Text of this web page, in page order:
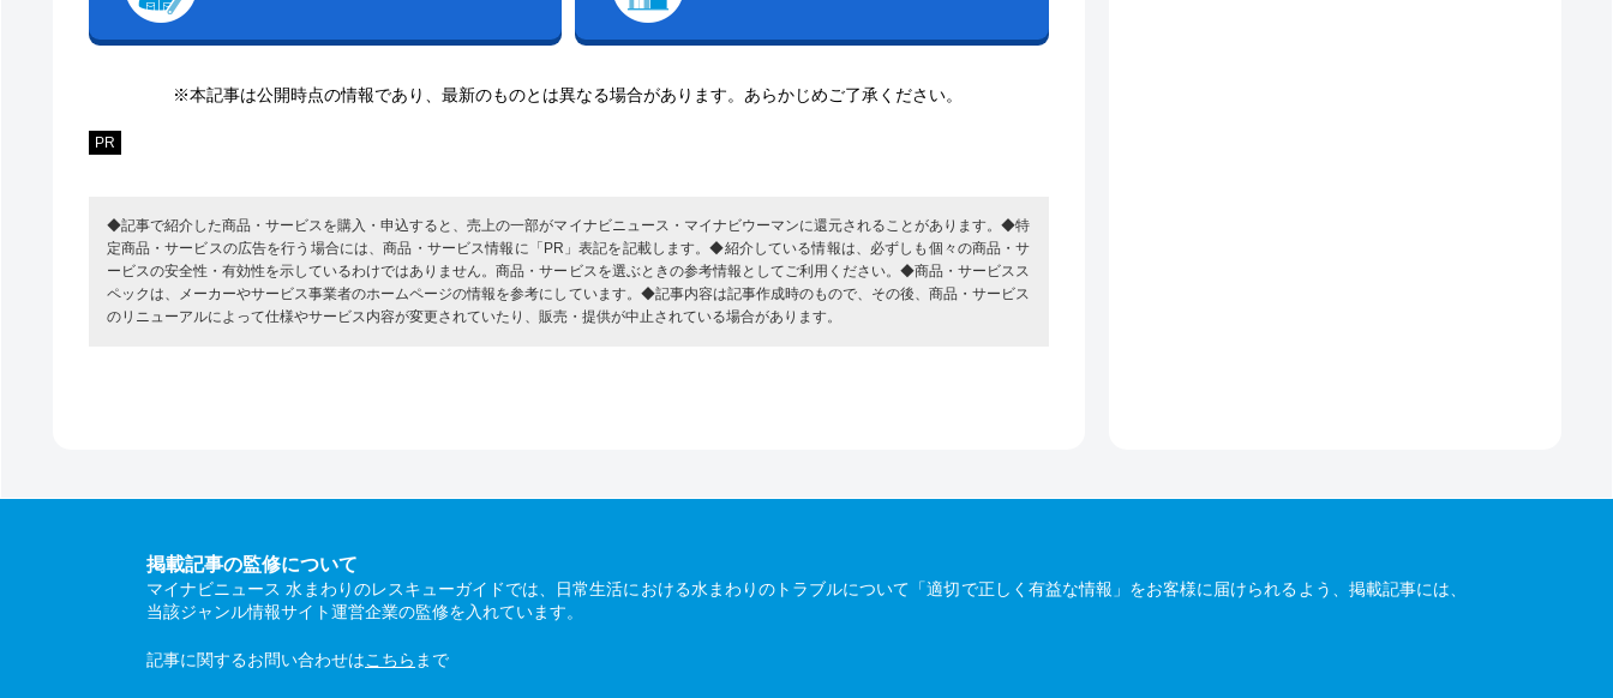
※本記事は公開時点の情報であり、最新のものとは異なる場合があります。あらかじめご了承ください。
PR
◆記事で紹介した商品・サービスを購入・申込すると、売上の一部がマイナビニュース・マイナビウーマンに還元されることがあります。◆特
定商品・サービスの広告を行う場合には、商品・サービス情報に「PR」表記を記載します。◆紹介している情報は、必ずしも個々の商品・サ
ービスの安全性・有効性を示しているわけではありません。商品・サービスを選ぶときの参考情報としてご利用ください。◆商品・サービスス
ペックは、メーカーやサービス事業者のホームページの情報を参考にしています。◆記事内容は記事作成時のもので、その後、商品・サービス
のリニューアルによって仕様やサービス内容が変更されていたり、販売・提供が中止されている場合があります。
掲載記事の監修について
マイナビニュース 水まわりのレスキューガイドでは、日常生活における水まわりのトラブルについて「適切で正しく有益な情報」をお客様に届けられるよう、掲載記事には、
当該ジャンル情報サイト運営企業の監修を入れています。
記事に関するお問い合わせはこちら まで